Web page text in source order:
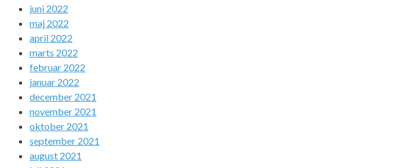
juni 2022
maj 2022
april 2022
marts 2022
februar 2022
januar 2022
december 2021
november 2021
oktober 2021
september 2021
august 2021